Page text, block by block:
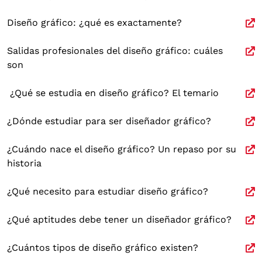
Diseño gráfico: ¿qué es exactamente?
Salidas profesionales del diseño gráfico: cuáles
son
¿Qué se estudia en diseño gráfico? El temario
¿Dónde estudiar para ser diseñador gráfico?
¿Cuándo nace el diseño gráfico? Un repaso por su
historia
¿Qué necesito para estudiar diseño gráfico?
¿Qué aptitudes debe tener un diseñador gráfico?
¿Cuántos tipos de diseño gráfico existen?